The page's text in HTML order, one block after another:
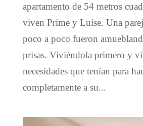
apartamento de 54 metros
viven Prime y Luise. Una
poco a poco fueron
prisas. Viviéndola primero y
necesidades que tenían para
completamente a su...